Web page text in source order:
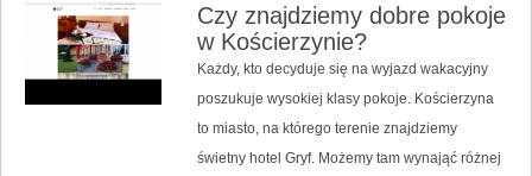
Czy znajdziemy dobre pokoje
w Kościerzynie?
Każdy, kto decyduje się na wyjazd wakacyjny
poszukuje wysokiej klasy pokoje. Kościerzyna
to miasto, na którego terenie znajdziemy
świetny hotel Gryf. Możemy tam wynająć różnej